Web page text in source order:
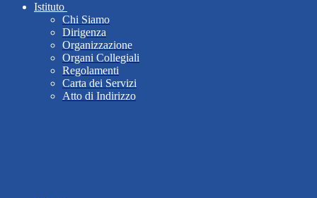
Istituto
Chi Siamo
Dirigenza
Organizzazione
Organi Collegiali
Regolamenti
Carta dei Servizi
Atto di Indirizzo